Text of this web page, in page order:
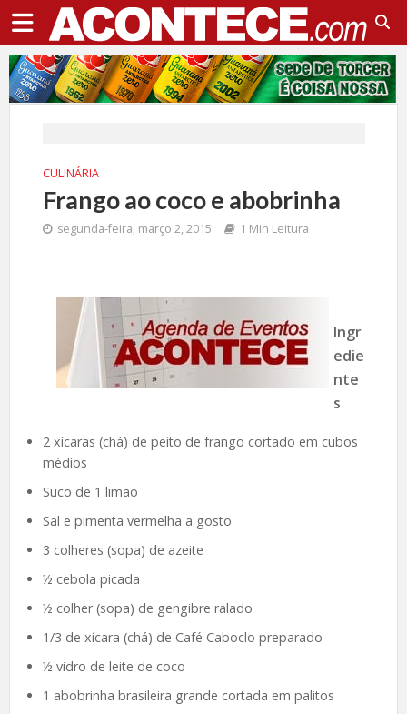
CULINÁRIA
Frango ao coco e abobrinha
segunda-feira, março 2, 2015 1 Min Leitura
Ingr
edie
nte
s
2 xícaras (chá) de peito de frango cortado em cubos
médios
Suco de 1 limão
Sal e pimenta vermelha a gosto
3 colheres (sopa) de azeite
½ cebola picada
½ colher (sopa) de gengibre ralado
1/3 de xícara (chá) de Café Caboclo preparado
½ vidro de leite de coco
1 abobrinha brasileira grande cortada em palitos